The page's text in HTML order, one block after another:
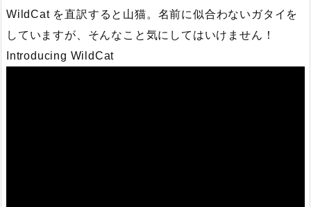
WildCat を直訳すると山猫。名前に似合わないガタイを
していますが、そんなこと気にしてはいけません！
Introducing WildCat